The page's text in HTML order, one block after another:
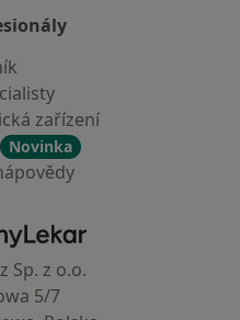
zařízení
Novinka
- Hlavní stránka
Sp. z o.o.
5/7